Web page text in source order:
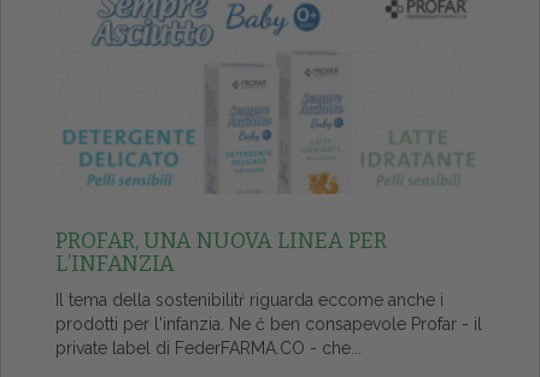
PROFAR, UNA NUOVA LINEA PER
L’INFANZIA
Il tema della sostenibilitŕ riguarda eccome anche i
prodotti per l'infanzia. Ne č ben consapevole Profar - il
private label di FederFARMA.CO - che...